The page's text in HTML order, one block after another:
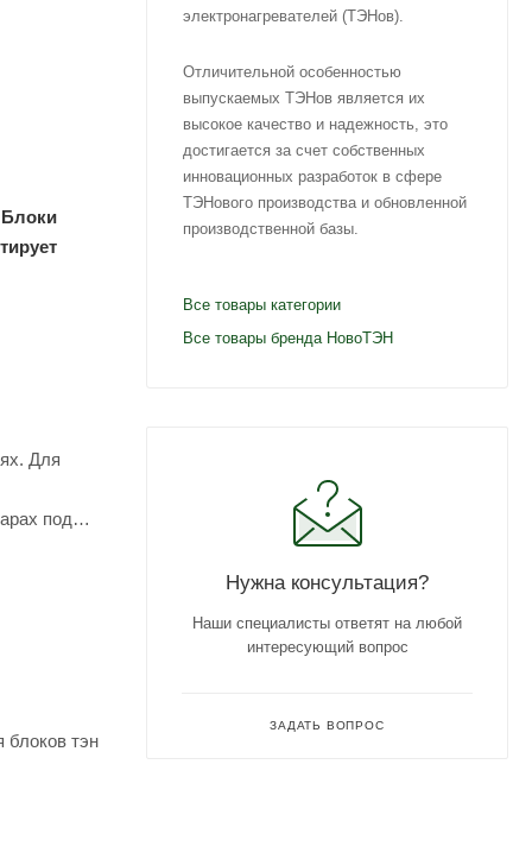
Для
под
блоков тэн
электронагревателей (TЭHов).
Отличительной особенностью
выпускаемых TЭHов является их
высокое качество и надежность, это
достигается за счет собственных
инновационных разработок в сфере
TЭHового производства и обновленной
производственной базы.
Все товары категории
Все товары бренда НовоТЭН
Нужна консультация?
Наши специалисты ответят на любой
интересующий вопрос
ЗАДАТЬ ВОПРОС